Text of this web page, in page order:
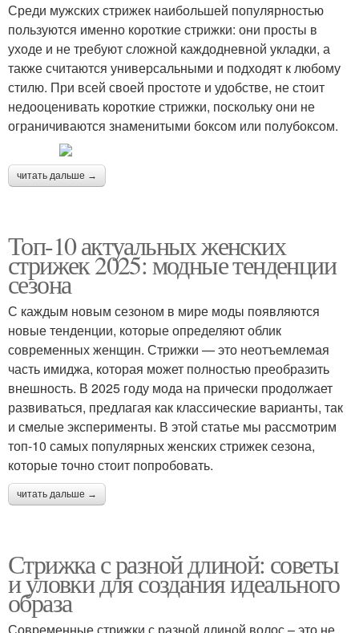
Среди мужских стрижек наибольшей популярностью
пользуются именно короткие стрижки: они просты в
уходе и не требуют сложной каждодневной укладки, а
также считаются универсальными и подходят к любому
стилю. При всей своей простоте и удобстве, не стоит
недооценивать короткие стрижки, поскольку они не
ограничиваются знаменитыми боксом или полубоксом.
читать дальше →
Топ-10 актуальных женских
стрижек 2025: модные тенденции
сезона
С каждым новым сезоном в мире моды появляются
новые тенденции, которые определяют облик
современных женщин. Стрижки — это неотъемлемая
часть имиджа, которая может полностью преобразить
внешность. В 2025 году мода на прически продолжает
развиваться, предлагая как классические варианты, так
и смелые эксперименты. В этой статье мы рассмотрим
топ-10 самых популярных женских стрижек сезона,
которые точно стоит попробовать.
читать дальше →
Стрижка с разной длиной: советы
и уловки для создания идеального
образа